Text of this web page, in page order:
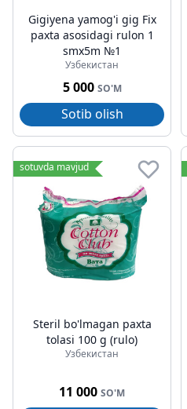
Gigiyena yamog'i gig Fix
paxta asosidagi rulon 1
smx5m №1
Узбекистан
5 000 SO'M
Sotib olish
sotuvda mavjud
Steril bo'lmagan paxta
tolasi 100 g (rulo)
Узбекистан
11 000 SO'M